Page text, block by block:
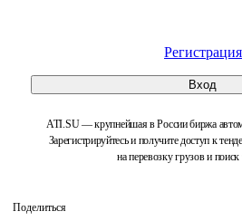
Регистрация
Вход
ATI.SU — крупнейшая в России биржа
Зарегистрируйтесь и получите доступ к
на перевозку грузов и поиск
Поделиться